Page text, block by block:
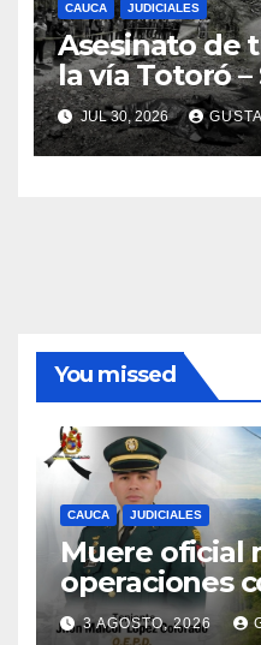
CAUCA JUDICIALES
Asesinato de
la vía Totoró
JUL 30, 2026
You missed
CAUCA JUDICIALES
Muere oficial
operaciones
el sur del
3 AGOSTO, 2026